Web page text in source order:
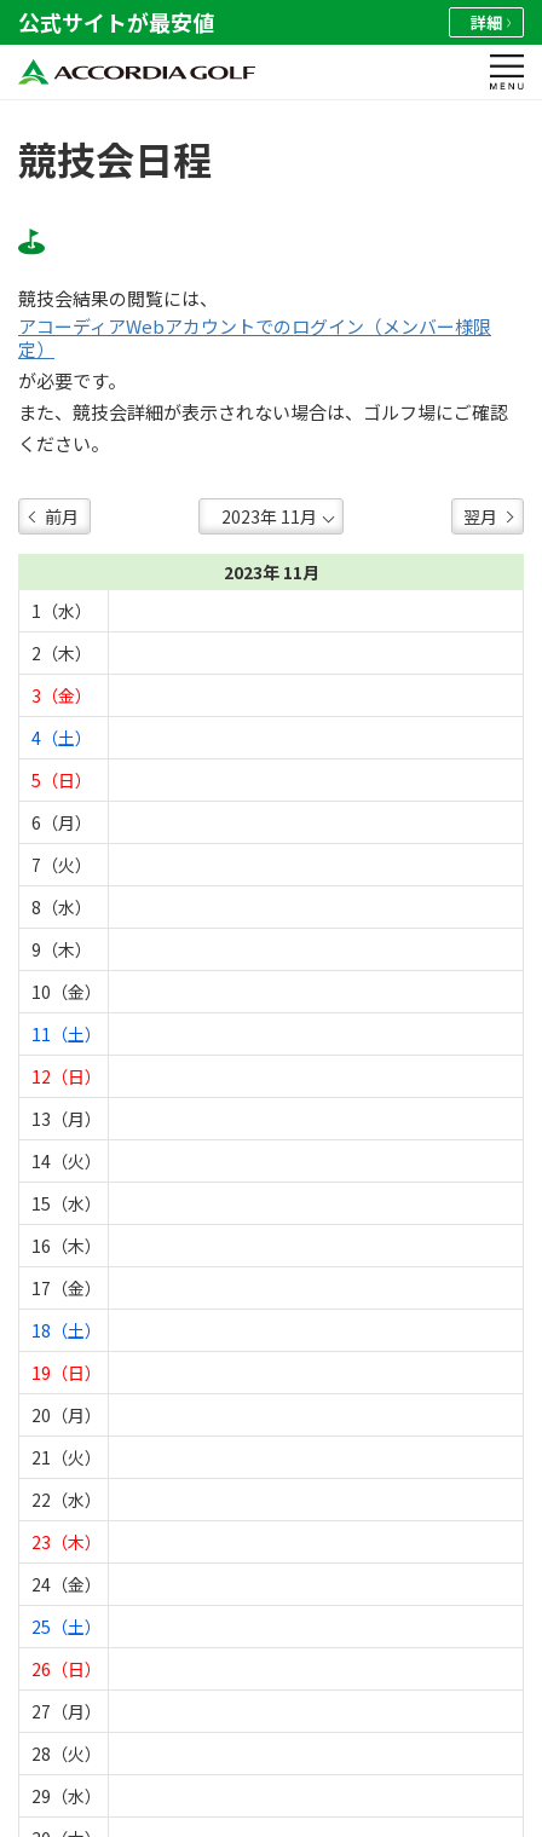
公式サイトが最安値 詳細
競技会日程
競技会結果の閲覧には、
アコーディアWebアカウントでのログイン（メンバー様限
定）
が必要です。
また、競技会詳細が表示されない場合は、ゴルフ場にご確認
ください。
前月 翌月
2023年 11月
1（水）
2（木）
3（金）
4（土）
5（日）
6（月）
7（火）
8（水）
9（木）
10（金）
11（土）
12（日）
13（月）
14（火）
15（水）
16（木）
17（金）
18（土）
19（日）
20（月）
21（火）
22（水）
23（木）
24（金）
25（土）
26（日）
27（月）
28（火）
29（水）